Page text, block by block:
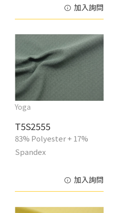
加入詢問
Yoga
T5S2555
83% Polyester + 17%
Spandex
加入詢問